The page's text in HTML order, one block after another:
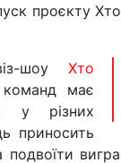
проєкту
шоу Хто
має
у різних
приносить
подвоїти